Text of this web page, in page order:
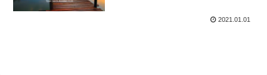
2021.01.01